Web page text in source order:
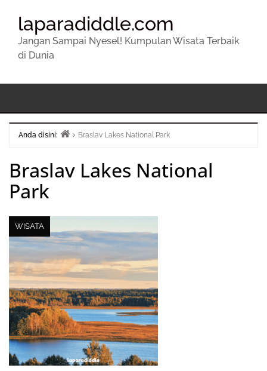
laparadiddle.com
Jangan Sampai Nyesel! Kumpulan Wisata Terbaik
di Dunia
Anda disini:
Braslav Lakes National Park
Braslav Lakes National
Park
WISATA